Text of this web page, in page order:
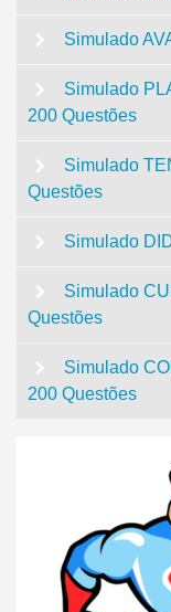
Simulado
Simulado
200 Questões
Simulado
Questões
Simulado
Simulado
Questões
Simulado
200 Questões